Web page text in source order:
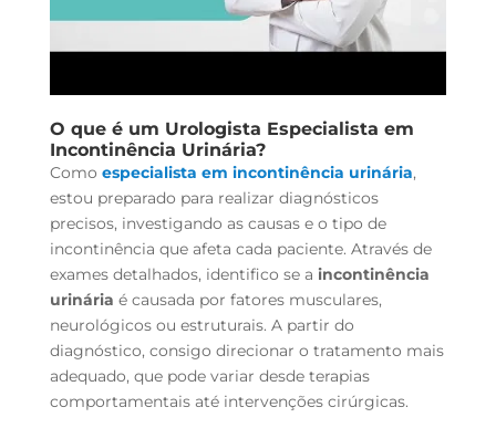
O que é um Urologista Especialista em
Incontinência Urinária?
Como especialista em incontinência urinária,
estou preparado para realizar diagnósticos
precisos, investigando as causas e o tipo de
incontinência que afeta cada paciente. Através de
exames detalhados, identifico se a incontinência
urinária é causada por fatores musculares,
neurológicos ou estruturais. A partir do
diagnóstico, consigo direcionar o tratamento mais
adequado, que pode variar desde terapias
comportamentais até intervenções cirúrgicas.